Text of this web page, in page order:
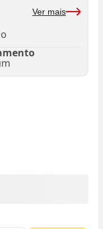
Ver mais